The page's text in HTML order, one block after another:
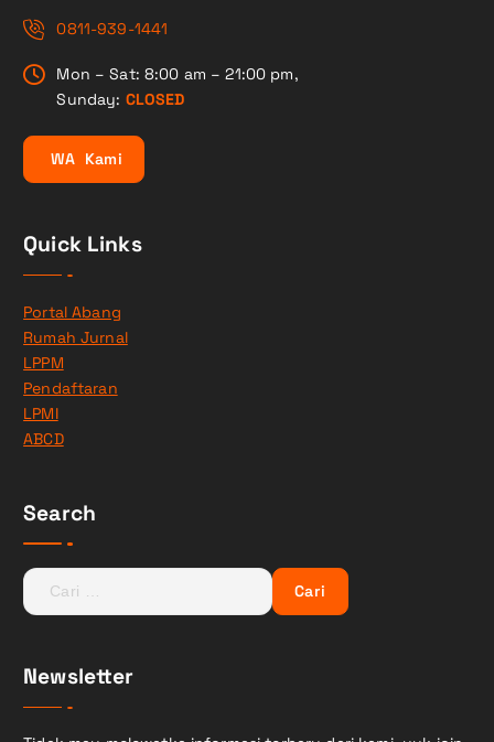
0811-939-1441
Mon – Sat: 8:00 am – 21:00 pm,
Sunday: CLOSED
WA Kami
Quick Links
Portal Abang
Rumah Jurnal
LPPM
Pendaftaran
LPMI
ABCD
Search
C
a
u
n
Newsletter